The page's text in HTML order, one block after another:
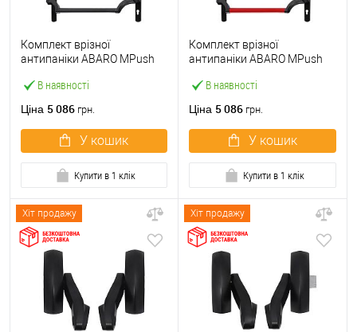
В наявності
Комплект врізної
антипаніки ABARO МPush
чорний із замком та ручкою
Ціна 5 086 грн.
У кошик
Купити в 1 клік
В наявності
Комплект врізної
антипаніки ABARO МPush
червоний із замком та
Ціна 5 086 грн.
У кошик
Купити в 1 клік
Хіт продажу Хіт продажу